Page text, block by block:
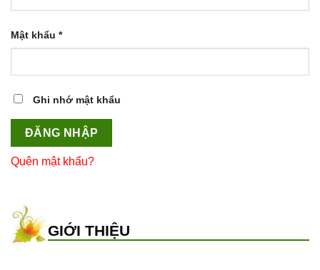
Mật khẩu *
Ghi nhớ mật khẩu
ĐĂNG NHẬP
Quên mật khẩu?
GIỚI THIỆU